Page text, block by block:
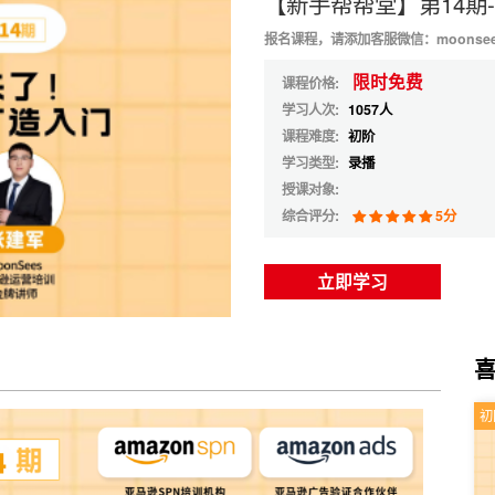
报名课程，请添加客服微信：
课程价格: 限时免费
学习人次: 1057人
课程难度: 初阶
学习类型: 录播
授课对象:
综合评分:
5分
立即学习